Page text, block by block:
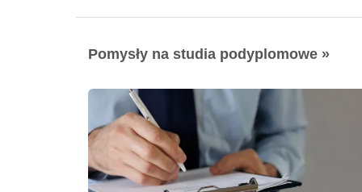
Pomysły na studia podyplomowe »